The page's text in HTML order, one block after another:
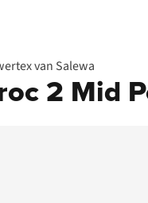
van Salewa
2 Mid